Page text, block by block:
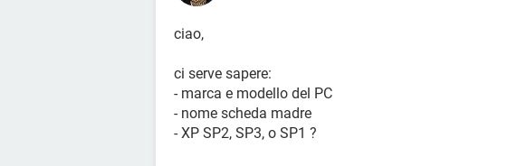
ciao,
ci serve sapere:
- marca e modello del PC
- nome scheda madre
- XP SP2, SP3, o SP1 ?